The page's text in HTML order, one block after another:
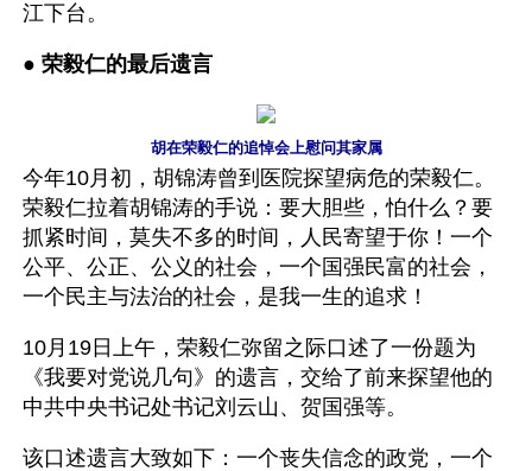
江下台。
● 荣毅仁的最后遗言
胡在荣毅仁的追悼会上慰问其家属
今年10月初，胡锦涛曾到医院探望病危的荣毅仁。
荣毅仁拉着胡锦涛的手说：要大胆些，怕什么？要
抓紧时间，莫失不多的时间，人民寄望于你！一个
公平、公正、公义的社会，一个国强民富的社会，
一个民主与法治的社会，是我一生的追求！
10月19日上午，荣毅仁弥留之际口述了一份题为
《我要对党说几句》的遗言，交给了前来探望他的
中共中央书记处书记刘云山、贺国强等。
该口述遗言大致如下：一个丧失信念的政党，一个